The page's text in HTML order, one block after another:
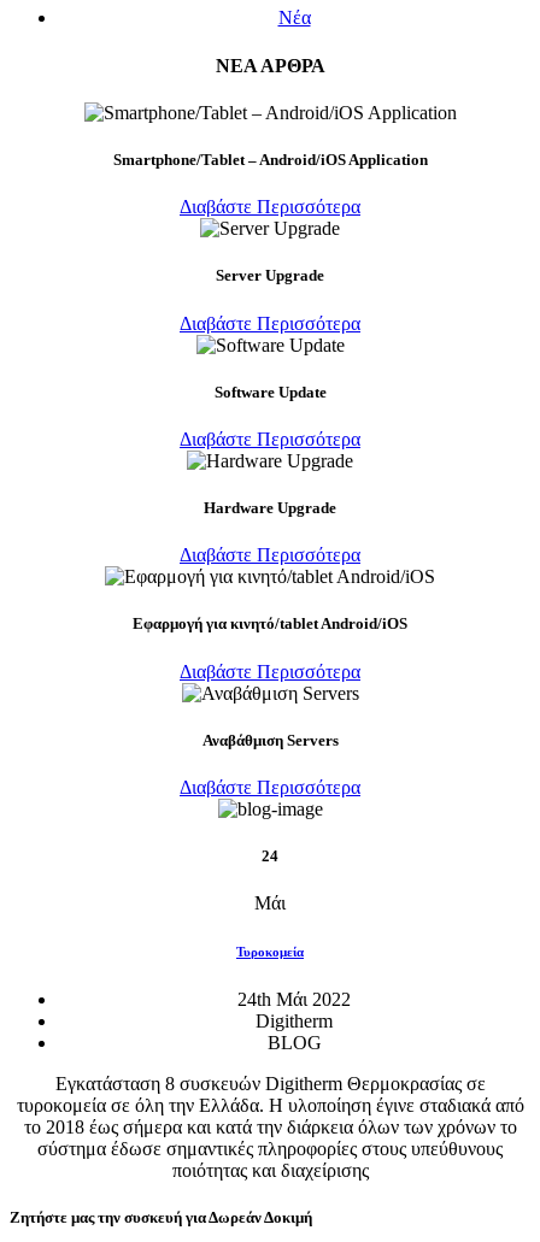
Νέα
ΝΕΑ ΑΡΘΡΑ
Smartphone/Tablet – Android/iOS Application
Διαβάστε Περισσότερα
Server Upgrade
Διαβάστε Περισσότερα
Software Update
Διαβάστε Περισσότερα
Hardware Upgrade
Διαβάστε Περισσότερα
Eφαρμογή για κινητό/tablet Android/iOS
Διαβάστε Περισσότερα
Αναβάθμιση Servers
Διαβάστε Περισσότερα
24
Μάι
Τυροκομεία
24th Μάι 2022
Digitherm
BLOG
Εγκατάσταση 8 συσκευών Digitherm Θερμοκρασίας σε
τυροκομεία σε όλη την Ελλάδα. Η υλοποίηση έγινε σταδιακά από
το 2018 έως σήμερα και κατά την διάρκεια όλων των χρόνων το
σύστημα έδωσε σημαντικές πληροφορίες στους υπεύθυνους
ποιότητας και διαχείρισης
Ζητήστε μας την συσκευή γιαΔωρεάν Δοκιμή